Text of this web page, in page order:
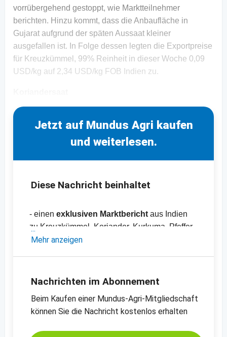
vorrübergehend gestoppt, wie Marktteilnehmer
berichten. Hinzu kommt, dass die Anbaufläche in
Gujarat aufgrund der späten Aussaat kleiner
ausgefallen ist. In Folge dessen legten die Exportpreise
für Kreuzkümmel, 99% Reinheit in dieser Woche 0,09
USD/kg auf 2,34 USD/kg FOB Indien zu.
Jetzt auf Mundus Agri kaufen
und weiterlesen.
Diese Nachricht beinhaltet
- einen exklusiven Marktbericht aus Indien
zu Kreuzkümmel, Koriander, Kurkuma, Pfeffer,
Chilischoten und Kardamom
Nüsse, Kräuter, Hülsenfrüchte,
-Preischarts
Mehr anzeigen
Nachrichten im Abonnement
Beim Kaufen einer Mundus-Agri-Mitgliedschaft
können Sie die Nachricht kostenlos erhalten